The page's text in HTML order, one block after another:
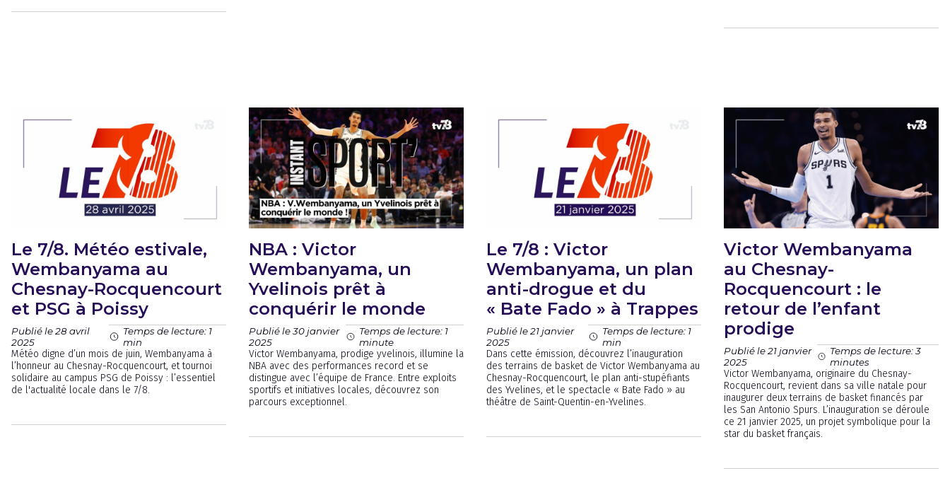
Le 7/8. Météo estivale,
Wembanyama au
Chesnay-Rocquencourt
et PSG à Poissy
Publié le 28 avril
2025
Temps de lecture: 1
min
Météo digne d’un mois de juin, Wembanyama à
l’honneur au Chesnay-Rocquencourt, et tournoi
solidaire au campus PSG de Poissy : l’essentiel
de l'actualité locale dans le 7/8.
NBA : Victor
Wembanyama, un
Yvelinois prêt à
conquérir le monde
Publié le 30 janvier
2025
Temps de lecture: 1
minute
Victor Wembanyama, prodige yvelinois, illumine la
NBA avec des performances record et se
distingue avec l’équipe de France. Entre exploits
sportifs et initiatives locales, découvrez son
parcours exceptionnel.
Le 7/8 : Victor
Wembanyama, un plan
anti-drogue et du
« Bate Fado » à Trappes
Publié le 21 janvier
2025
Temps de lecture: 1
min
Dans cette émission, découvrez l’inauguration
des terrains de basket de Victor Wembanyama au
Chesnay-Rocquencourt, le plan anti-stupéfiants
des Yvelines, et le spectacle « Bate Fado » au
théâtre de Saint-Quentin-en-Yvelines.
Victor Wembanyama
au Chesnay-
Rocquencourt : le
retour de l’enfant
prodige
Publié le 21 janvier
2025
Temps de lecture: 3
minutes
Victor Wembanyama, originaire du Chesnay-
Rocquencourt, revient dans sa ville natale pour
inaugurer deux terrains de basket financés par
les San Antonio Spurs. L’inauguration se déroule
ce 21 janvier 2025, un projet symbolique pour la
star du basket français.